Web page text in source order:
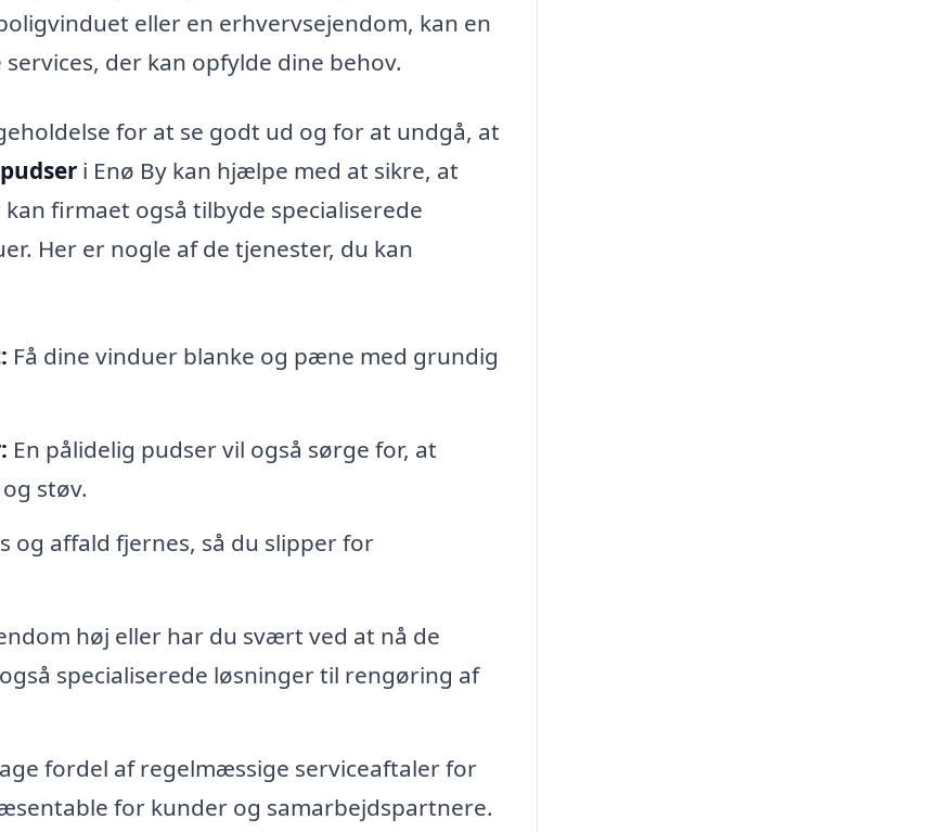
eller en erhvervsejendom, kan en
der kan opfylde dine behov.
for at se godt ud og for at undgå, at
i Enø By kan hjælpe med at sikre, at
firmaet også tilbyde specialiserede
Her er nogle af de tjenester, du kan
Få dine vinduer blanke og pæne med grundig
En pålidelig pudser vil også sørge for, at
støv.
og affald fjernes, så du slipper for
høj eller har du svært ved at nå de
specialiserede løsninger til rengøring af
fordel af regelmæssige serviceaftaler for
for kunder og samarbejdspartnere.